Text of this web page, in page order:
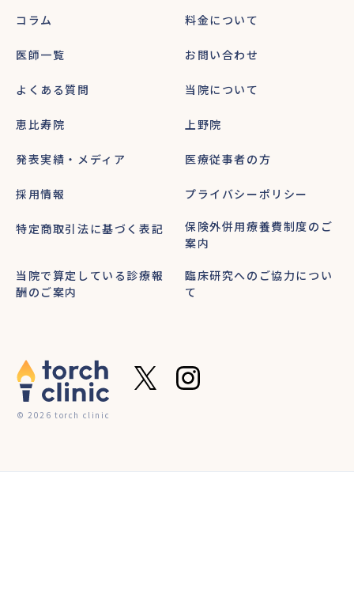
コラム 料金について
医師一覧 お問い合わせ
よくある質問 当院について
恵比寿院 上野院
発表実績・メディア 医療従事者の方
採用情報 プライバシーポリシー
特定商取引法に基づく表記
保険外併用療養費制度のご
案内
当院で算定している診療報
酬のご案内
臨床研究へのご協力につい
て
© 2026 torch clinic